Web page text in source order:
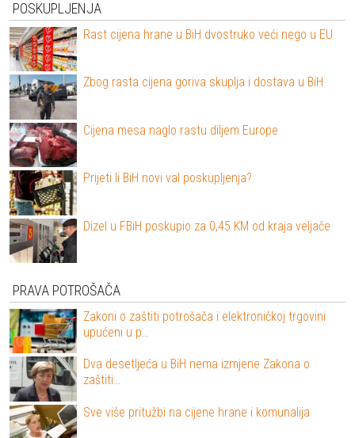
POSKUPLJENJA
Rast cijena hrane u BiH dvostruko veći nego u EU
Zbog rasta cijena goriva skuplja i dostava u BiH
Cijena mesa naglo rastu diljem Europe
Prijeti li BiH novi val poskupljenja?
Dizel u FBiH poskupio za 0,45 KM od kraja veljače
PRAVA POTROŠAČA
Zakoni o zaštiti potrošača i elektroničkoj trgovini
upućeni u p…
Dva desetljeća u BiH nema izmjene Zakona o
zaštiti…
Sve više pritužbi na cijene hrane i komunalija